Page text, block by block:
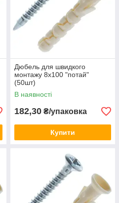
Дюбель для швидкого
монтажу 8х100 "потай"
(50шт)
В наявності
182,30 ₴/упаковка
Купити